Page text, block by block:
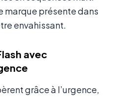
présente dans
envahissant.
avec
grâce à l’urgence,